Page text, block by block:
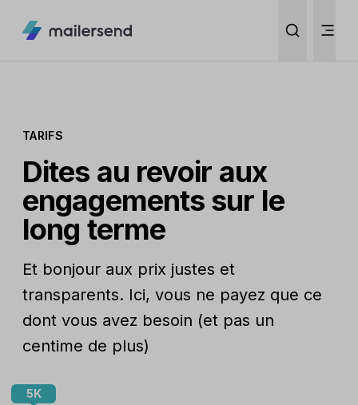
TARIFS
Dites au revoir aux
engagements sur le
long terme
Et bonjour aux prix justes et
transparents. Ici, vous ne payez que ce
dont vous avez besoin (et pas un
centime de plus)
5K